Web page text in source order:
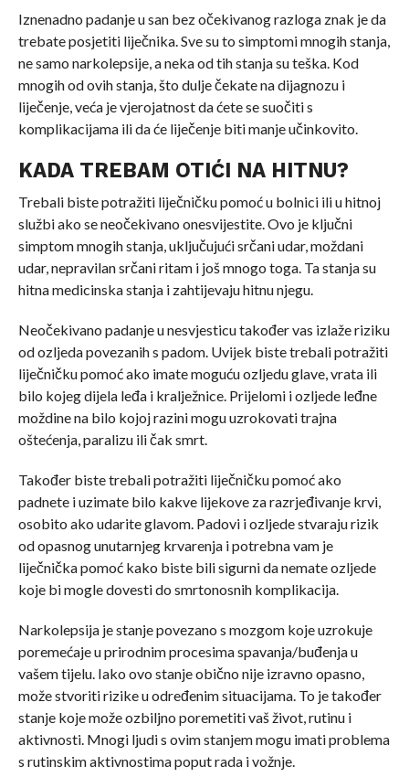
Iznenadno padanje u san bez očekivanog razloga znak je da
trebate posjetiti liječnika. Sve su to simptomi mnogih stanja,
ne samo narkolepsije, a neka od tih stanja su teška. Kod
mnogih od ovih stanja, što dulje čekate na dijagnozu i
liječenje, veća je vjerojatnost da ćete se suočiti s
komplikacijama ili da će liječenje biti manje učinkovito.
KADA TREBAM OTIĆI NA HITNU?
Trebali biste potražiti liječničku pomoć u bolnici ili u hitnoj
službi ako se neočekivano onesvijestite. Ovo je ključni
simptom mnogih stanja, uključujući srčani udar, moždani
udar, nepravilan srčani ritam i još mnogo toga. Ta stanja su
hitna medicinska stanja i zahtijevaju hitnu njegu.
Neočekivano padanje u nesvjesticu također vas izlaže riziku
od ozljeda povezanih s padom. Uvijek biste trebali potražiti
liječničku pomoć ako imate moguću ozljedu glave, vrata ili
bilo kojeg dijela leđa i kralježnice. Prijelomi i ozljede leđne
moždine na bilo kojoj razini mogu uzrokovati trajna
oštećenja, paralizu ili čak smrt.
Također biste trebali potražiti liječničku pomoć ako
padnete i uzimate bilo kakve lijekove za razrjeđivanje krvi,
osobito ako udarite glavom. Padovi i ozljede stvaraju rizik
od opasnog unutarnjeg krvarenja i potrebna vam je
liječnička pomoć kako biste bili sigurni da nemate ozljede
koje bi mogle dovesti do smrtonosnih komplikacija.
Narkolepsija je stanje povezano s mozgom koje uzrokuje
poremećaje u prirodnim procesima spavanja/buđenja u
vašem tijelu. Iako ovo stanje obično nije izravno opasno,
može stvoriti rizike u određenim situacijama. To je također
stanje koje može ozbiljno poremetiti vaš život, rutinu i
aktivnosti. Mnogi ljudi s ovim stanjem mogu imati problema
s rutinskim aktivnostima poput rada i vožnje.